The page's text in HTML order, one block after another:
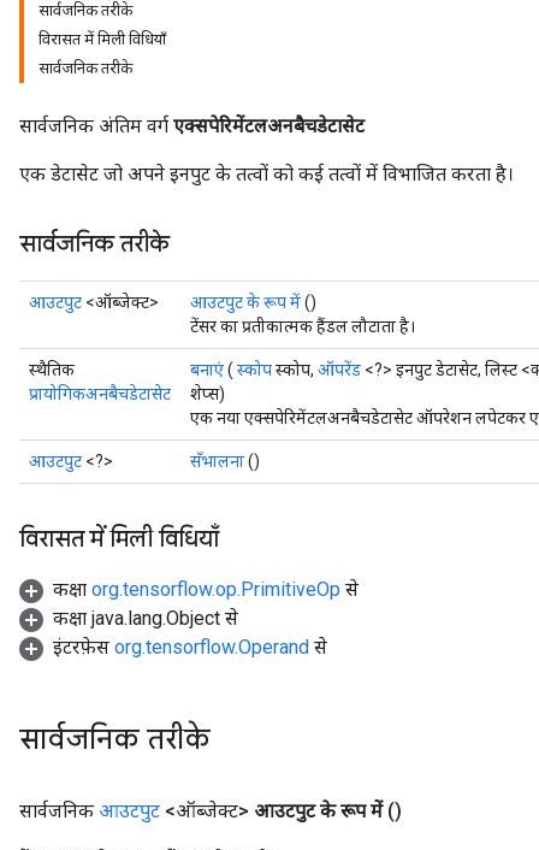
सार्वजनिक तरीके
विरासत में मिली विधियाँ
सार्वजनिक तरीके
सार्वजनिक अंतिम वर्ग एक्सपेरिमेंटलअनबैचडेटासेट
एक डेटासेट जो अपने इनपुट के तत्वों को कई तत्वों में विभाजित करता है।
सार्वजनिक तरीके
आउटपुट <ऑब्जेक्ट> आउटपुट के रूप में()
टेंसर का प्रतीकात्मक हैंडल लौटाता है।
स्थैतिक
प्रायोगिकअनबैचडेटासेट
बनाएं( स्कोपस्कोप, ऑपरेंड <?> इनपुट डेटासेट, लिस्ट
शेप्स)
एक नया एक्सपेरिमेंटलअनबैचडेटासेट ऑपरेशन लपेटकर
आउटपुट <?> सँभालना()
विरासत में मिली विधियाँ
कक्षा org.tensorflow.op.PrimitiveOp से
कक्षा java.lang.Object से
इंटरफ़ेस org.tensorflow.Operand से
सार्वजनिक तरीके
सार्वजनिक आउटपुट <ऑब्जेक्ट> आउटपुट के रूप में ()